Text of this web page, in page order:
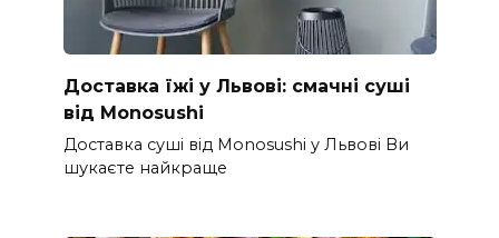
Доставка їжі у Львові: смачні суші
від Monosushi
Доставка суші від Monosushi у Львові Ви
шукаєте найкраще